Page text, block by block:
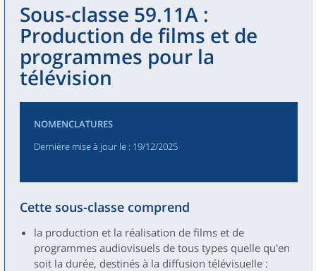
Sous-classe 59.11A :
Production de films et de
programmes pour la
télévision
NOMENCLATURES
Dernière mise à jour le : 19/12/2025
Cette sous-classe comprend
la production et la réalisation de films et de
programmes audiovisuels de tous types quelle qu'en
soit la durée, destinés à la diffusion télévisuelle :